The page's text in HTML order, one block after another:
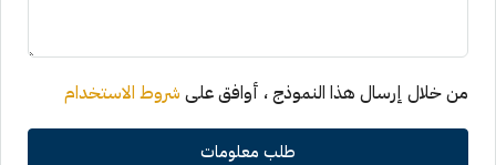
من خلال إرسال هذا النموذج ، أوافق علىشروط الاستخدام
طلب معلومات